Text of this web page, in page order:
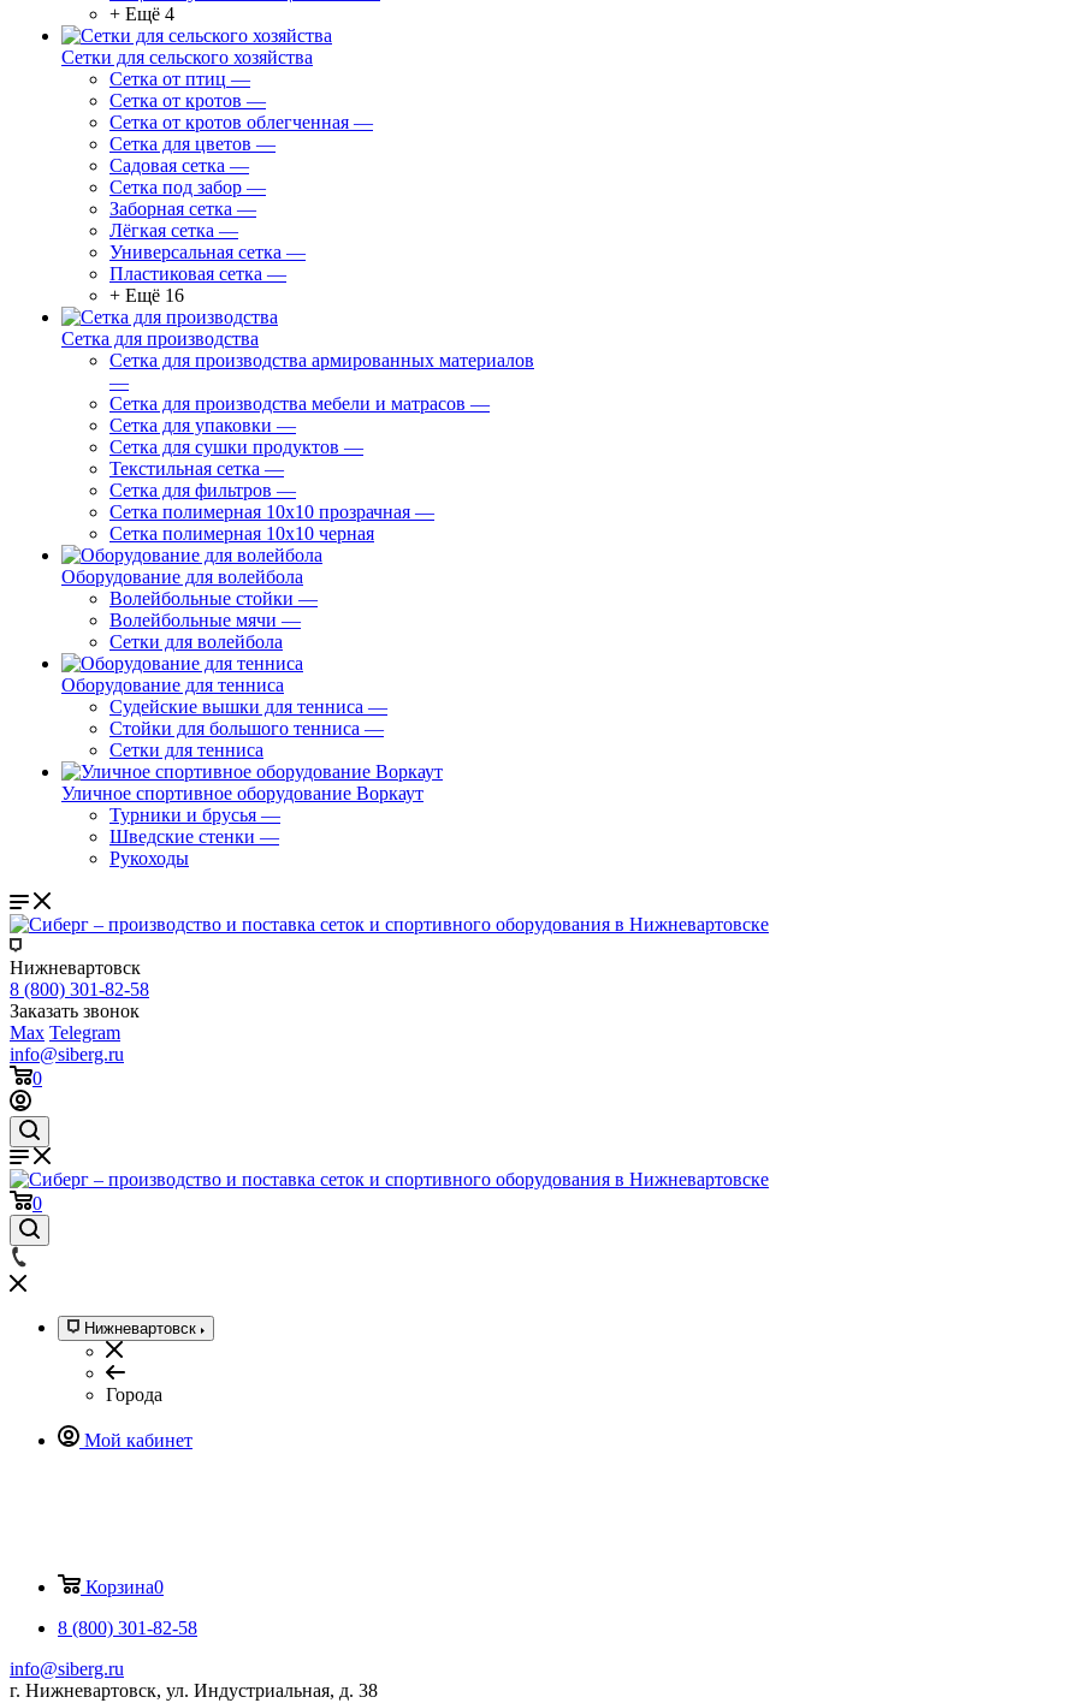
+ Ещё 4
Сетки для сельского хозяйства
Сетка от птиц —
Сетка от кротов —
Сетка от кротов облегченная —
Сетка для цветов —
Садовая сетка —
Сетка под забор —
Заборная сетка —
Лёгкая сетка —
Универсальная сетка —
Пластиковая сетка —
+ Ещё 16
Сетка для производства
Сетка для производства армированных материалов
—
Сетка для производства мебели и матрасов —
Сетка для упаковки —
Сетка для сушки продуктов —
Текстильная сетка —
Сетка для фильтров —
Сетка полимерная 10х10 прозрачная —
Сетка полимерная 10х10 черная
Оборудование для волейбола
Волейбольные стойки —
Волейбольные мячи —
Сетки для волейбола
Оборудование для тенниса
Судейские вышки для тенниса —
Стойки для большого тенниса —
Сетки для тенниса
Уличное спортивное оборудование Воркаут
Турники и брусья —
Шведские стенки —
Рукоходы
Нижневартовск
8 (800) 301-82-58
Заказать звонок
Max Telegram
info@siberg.ru
0
0
Нижневартовск
Города
Мой кабинет
Корзина0
8 (800) 301-82-58
info@siberg.ru
г. Нижневартовск, ул. Индустриальная, д. 38